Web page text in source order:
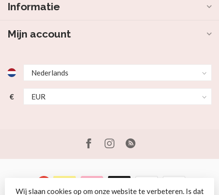
Informatie
Mijn account
€
Wij slaan cookies op om onze website te verbeteren. Is dat